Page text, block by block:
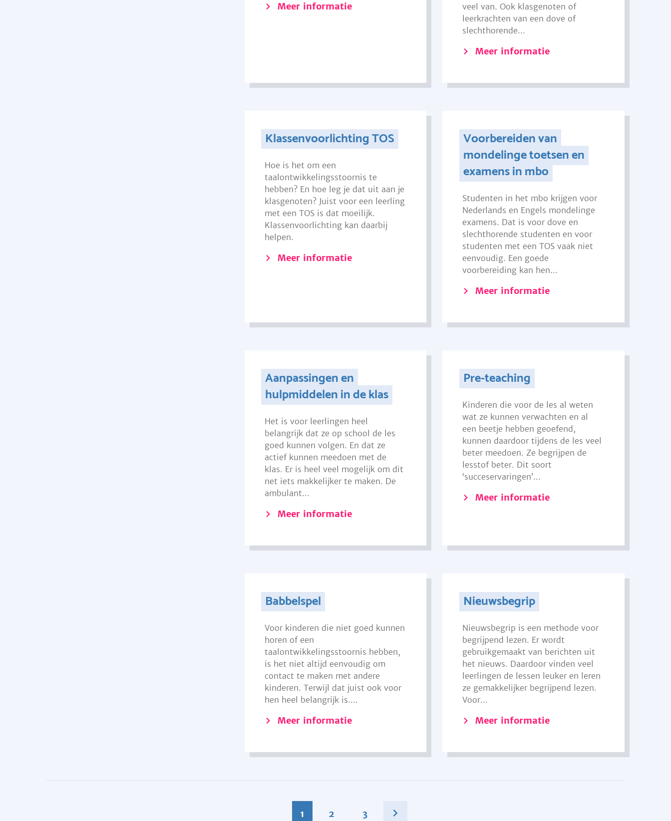
Meer informatie
veel van. Ook klasgenoten of
leerkrachten van een dove of
slechthorende...
Meer informatie
Klassenvoorlichting TOS
Hoe is het om een
taalontwikkelingsstoornis te
hebben? En hoe leg je dat uit aan je
klasgenoten? Juist voor een leerling
met een TOS is dat moeilijk.
Klassenvoorlichting kan daarbij
helpen.
Meer informatie
Voorbereiden van
mondelinge toetsen en
examens in mbo
Studenten in het mbo krijgen voor
Nederlands en Engels mondelinge
examens. Dat is voor dove en
slechthorende studenten en voor
studenten met een TOS vaak niet
eenvoudig. Een goede
voorbereiding kan hen...
Meer informatie
Aanpassingen en
hulpmiddelen in de klas
Het is voor leerlingen heel
belangrijk dat ze op school de les
goed kunnen volgen. En dat ze
actief kunnen meedoen met de
klas. Er is heel veel mogelijk om dit
net iets makkelijker te maken. De
ambulant...
Meer informatie
Pre-teaching
Kinderen die voor de les al weten
wat ze kunnen verwachten en al
een beetje hebben geoefend,
kunnen daardoor tijdens de les veel
beter meedoen. Ze begrijpen de
lesstof beter. Dit soort
‘succeservaringen’...
Meer informatie
Babbelspel
Voor kinderen die niet goed kunnen
horen of een
taalontwikkelingsstoornis hebben,
is het niet altijd eenvoudig om
contact te maken met andere
kinderen. Terwijl dat juist ook voor
hen heel belangrijk is....
Meer informatie
Nieuwsbegrip
Nieuwsbegrip is een methode voor
begrijpend lezen. Er wordt
gebruikgemaakt van berichten uit
het nieuws. Daardoor vinden veel
leerlingen de lessen leuker en leren
ze gemakkelijker begrijpend lezen.
Voor...
Meer informatie
1 2 3